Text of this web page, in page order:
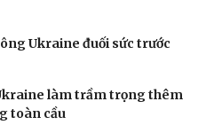
việc sắp xếp tổ chức bộ
nhất là người dân được gì
khai thác hiệu quả đường